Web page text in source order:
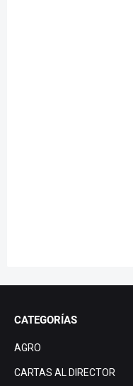
CATEGORÍAS
AGRO
CARTAS AL DIRECTOR